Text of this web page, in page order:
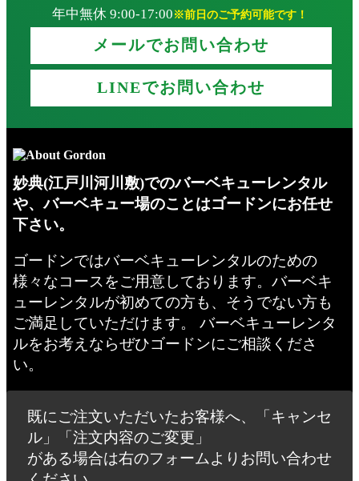
年中無休 9:00-17:00※前日のご予約可能です！
メールでお問い合わせ
LINEでお問い合わせ
妙典(江戸川河川敷)でのバーベキューレンタル
や、バーベキュー場のことはゴードンにお任せ
下さい。
ゴードンではバーベキューレンタルのための
様々なコースをご用意しております。バーベキ
ューレンタルが初めての方も、そうでない方も
ご満足していただけます。 バーベキューレンタ
ルをお考えならぜひゴードンにご相談くださ
い。
既にご注文いただいたお客様へ、「キャンセ
ル」「注文内容のご変更」
がある場合は右のフォームよりお問い合わせ